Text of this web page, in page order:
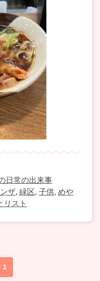
日常の出来事
ザ, 緑区, 子供, めや
リスト
1